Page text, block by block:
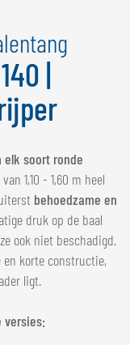
|
elk soort ronde
1,10 - 1,60 m heel
behoedzame en
druk op de baal
ook niet beschadigd.
en korte constructie,
ligt.
versies: